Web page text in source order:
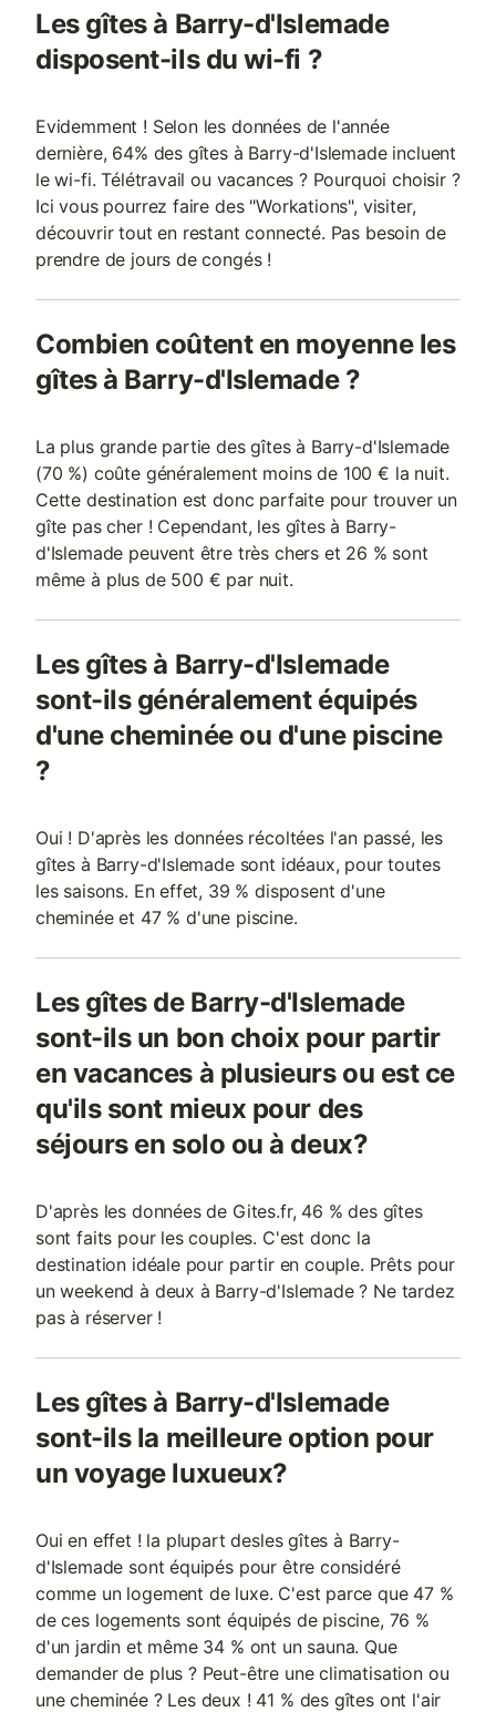
Les gîtes à Barry-d'Islemade
disposent-ils du wi-fi ?
Evidemment ! Selon les données de l'année
dernière, 64% des gîtes à Barry-d'Islemade incluent
le wi-fi. Télétravail ou vacances ? Pourquoi choisir ?
Ici vous pourrez faire des "Workations", visiter,
découvrir tout en restant connecté. Pas besoin de
prendre de jours de congés !
Combien coûtent en moyenne les
gîtes à Barry-d'Islemade ?
La plus grande partie des gîtes à Barry-d'Islemade
(70 %) coûte généralement moins de 100 € la nuit.
Cette destination est donc parfaite pour trouver un
gîte pas cher ! Cependant, les gîtes à Barry-
d'Islemade peuvent être très chers et 26 % sont
même à plus de 500 € par nuit.
Les gîtes à Barry-d'Islemade
sont-ils généralement équipés
d'une cheminée ou d'une piscine
?
Oui ! D'après les données récoltées l'an passé, les
gîtes à Barry-d'Islemade sont idéaux, pour toutes
les saisons. En effet, 39 % disposent d'une
cheminée et 47 % d'une piscine.
Les gîtes de Barry-d'Islemade
sont-ils un bon choix pour partir
en vacances à plusieurs ou est ce
qu'ils sont mieux pour des
séjours en solo ou à deux?
D'après les données de Gites.fr, 46 % des gîtes
sont faits pour les couples. C'est donc la
destination idéale pour partir en couple. Prêts pour
un weekend à deux à Barry-d'Islemade ? Ne tardez
pas à réserver !
Les gîtes à Barry-d'Islemade
sont-ils la meilleure option pour
un voyage luxueux?
Oui en effet ! la plupart desles gîtes à Barry-
d'Islemade sont équipés pour être considéré
comme un logement de luxe. C'est parce que 47 %
de ces logements sont équipés de piscine, 76 %
d'un jardin et même 34 % ont un sauna. Que
demander de plus ? Peut-être une climatisation ou
une cheminée ? Les deux ! 41 % des gîtes ont l'air